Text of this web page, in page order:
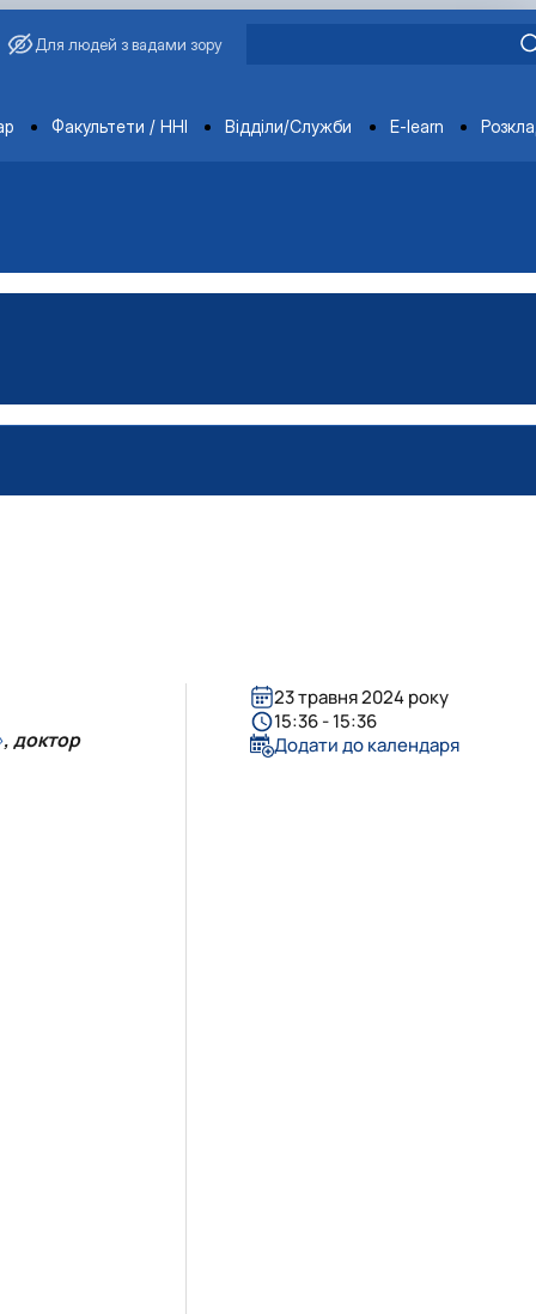
Для людей з вадами зору
Факультети / ННІ Відділи/Служби E-learn
, доктор
23 травня 2024 року
15:36 - 15:36
Додати до календаря